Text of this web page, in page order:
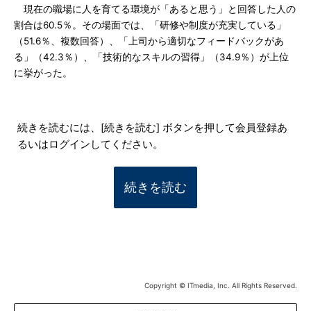
現在の職場に人を育てる環境が「あると思う」と回答した人の
割合は60.5％。その場面では、「研修や制度が充実している」
（51.6％、複数回答）、「上司から適切なフィードバックがあ
る」（42.3％）、「技術的なスキルの習得」（34.9％）が上位
に挙がった。
続きを読むには、[続きを読む] ボタンを押して会員登録あ
るいはログインしてください。
続きを読む
Copyright © ITmedia, Inc. All Rights Reserved.